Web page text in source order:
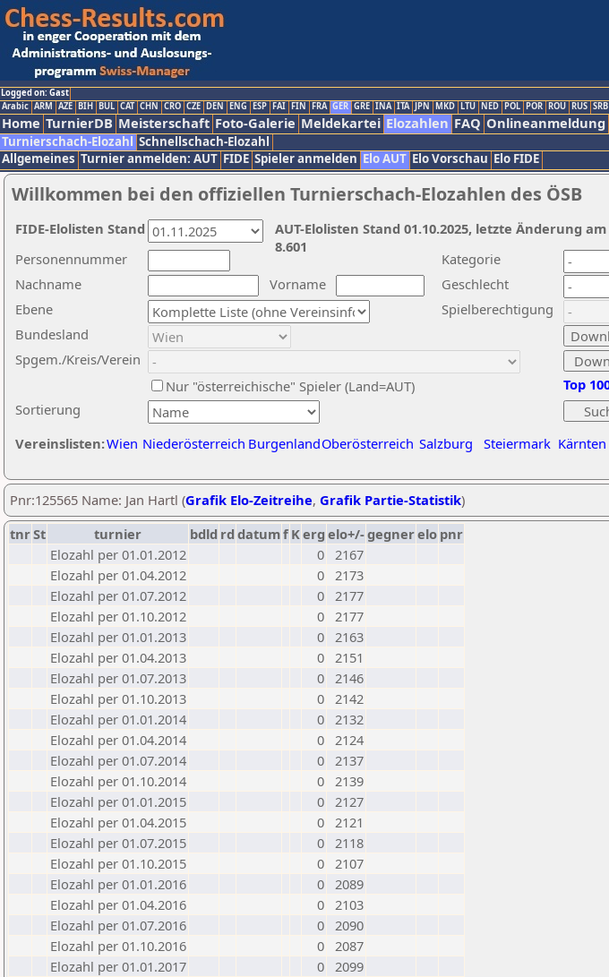
Logged on: Gast
Arabic ARM AZE BIH BUL CAT CHN CRO CZE DEN ENG ESP FAI FIN FRA GER GRE INA ITA JPN MKD LTU NED POL POR ROU RUS SRB
Home TurnierDB Meisterschaft Foto-Galerie Meldekartei Elozahlen FAQ Onlineanmeldung
Turnierschach-Elozahl Schnellschach-Elozahl
Allgemeines Turnier anmelden: AUT FIDE Spieler anmelden Elo AUT Elo Vorschau Elo FIDE
Willkommen bei den offiziellen Turnierschach-Elozahlen des ÖSB
Nachname
Vorname
Ebene
Kategorie
Sortierung
Personennummer
Bundesland
Spgem./Kreis/Verein
Geschlecht
Nur "österreichische" Spieler (Land=AUT)
Spielberechtigung
Vereinslisten:Wien Niederösterreich BurgenlandOberösterreich Salzburg Steiermark Kärnten
Top
AUT-Elolisten Stand 01.10.2025, letzte Änderung
8.601
FIDE-Elolisten Stand
Pnr:125565 Name: Jan Hartl (Grafik Elo-Zeitreihe, Grafik Partie-Statistik)
tnrSt turnier bdld rd datumf Kerg elo+/-gegnerelo pnr
Elozahl per 01.01.2012
0 2167
Elozahl per 01.04.2012
0 2173
Elozahl per 01.07.2012
0 2177
Elozahl per 01.10.2012
0 2177
Elozahl per 01.01.2013
0 2163
Elozahl per 01.04.2013
0 2151
Elozahl per 01.07.2013
0 2146
Elozahl per 01.10.2013
0 2142
Elozahl per 01.01.2014
0 2132
Elozahl per 01.04.2014
0 2124
Elozahl per 01.07.2014
0 2137
Elozahl per 01.10.2014
0 2139
Elozahl per 01.01.2015
0 2127
Elozahl per 01.04.2015
0 2121
Elozahl per 01.07.2015
0 2118
Elozahl per 01.10.2015
0 2107
Elozahl per 01.01.2016
0 2089
Elozahl per 01.04.2016
0 2103
Elozahl per 01.07.2016
0 2090
Elozahl per 01.10.2016
0 2087
Elozahl per 01.01.2017
0 2099